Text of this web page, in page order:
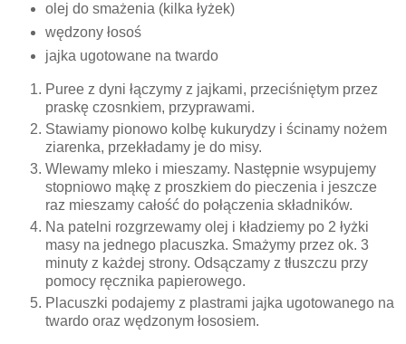
olej do smażenia (kilka łyżek)
wędzony łosoś
jajka ugotowane na twardo
Puree z dyni łączymy z jajkami, przeciśniętym przez
praskę czosnkiem, przyprawami.
Stawiamy pionowo kolbę kukurydzy i ścinamy nożem
ziarenka, przekładamy je do misy.
Wlewamy mleko i mieszamy. Następnie wsypujemy
stopniowo mąkę z proszkiem do pieczenia i jeszcze
raz mieszamy całość do połączenia składników.
Na patelni rozgrzewamy olej i kładziemy po 2 łyżki
masy na jednego placuszka. Smażymy przez ok. 3
minuty z każdej strony. Odsączamy z tłuszczu przy
pomocy ręcznika papierowego.
Placuszki podajemy z plastrami jajka ugotowanego na
twardo oraz wędzonym łososiem.